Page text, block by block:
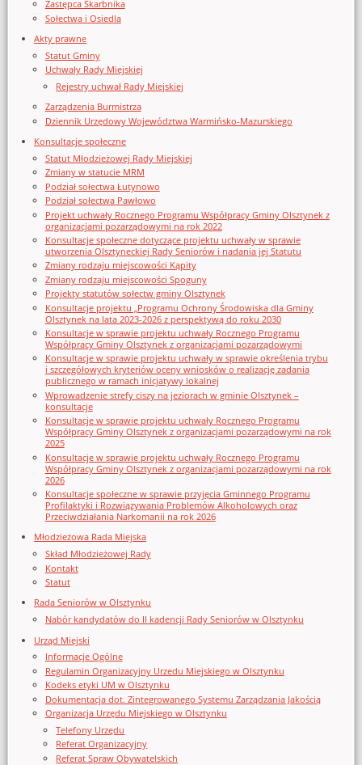
Zastępca Skarbnika
Sołectwa i Osiedla
Akty prawne
Statut Gminy
Uchwały Rady Miejskiej
Rejestry uchwał Rady Miejskiej
Zarządzenia Burmistrza
Dziennik Urzędowy Województwa Warmińsko-Mazurskiego
Konsultacje społeczne
Statut Młodzieżowej Rady Miejskiej
Zmiany w statucie MRM
Podział sołectwa Łutynowo
Podział sołectwa Pawłowo
Projekt uchwały Rocznego Programu Współpracy Gminy Olsztynek z
organizacjami pozarządowymi na rok 2022
Konsultacje społeczne dotyczące projektu uchwały w sprawie
utworzenia Olsztyneckiej Rady Seniorów i nadania jej Statutu
Zmiany rodzaju miejscowości Kąpity
Zmiany rodzaju miejscowości Spoguny
Projekty statutów sołectw gminy Olsztynek
Konsultacje projektu „Programu Ochrony Środowiska dla Gminy
Olsztynek na lata 2023-2026 z perspektywą do roku 2030
Konsultacje w sprawie projektu uchwały Rocznego Programu
Współpracy Gminy Olsztynek z organizacjami pozarządowymi
Konsultacje w sprawie projektu uchwały w sprawie określenia trybu
i szczegółowych kryteriów oceny wniosków o realizację zadania
publicznego w ramach inicjatywy lokalnej
Wprowadzenie strefy ciszy na jeziorach w gminie Olsztynek –
konsultacje
Konsultacje w sprawie projektu uchwały Rocznego Programu
Współpracy Gminy Olsztynek z organizacjami pozarządowymi na rok
2025
Konsultacje w sprawie projektu uchwały Rocznego Programu
Współpracy Gminy Olsztynek z organizacjami pozarządowymi na rok
2026
Konsultacje społeczne w sprawie przyjęcia Gminnego Programu
Profilaktyki i Rozwiązywania Problemów Alkoholowych oraz
Przeciwdziałania Narkomanii na rok 2026
Młodzieżowa Rada Miejska
Skład Młodzieżowej Rady
Kontakt
Statut
Rada Seniorów w Olsztynku
Nabór kandydatów do II kadencji Rady Seniorów w Olsztynku
Urząd Miejski
Informacje Ogólne
Regulamin Organizacyjny Urzedu Miejskiego w Olsztynku
Kodeks etyki UM w Olsztynku
Dokumentacja dot. Zintegrowanego Systemu Zarządzania Jakością
Organizacja Urzędu Miejskiego w Olsztynku
Telefony Urzędu
Referat Organizacyjny
Referat Spraw Obywatelskich